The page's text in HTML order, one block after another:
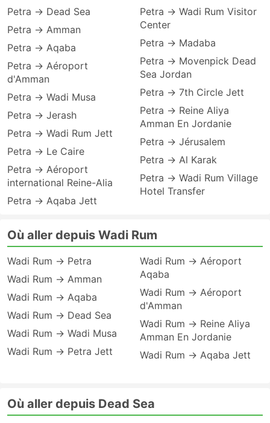
Petra → Dead Sea
Petra → Amman
Petra → Aqaba
Petra → Aéroport
d'Amman
Petra → Wadi Musa
Petra → Jerash
Petra → Wadi Rum Jett
Petra → Le Caire
Petra → Aéroport
international Reine-Alia
Petra → Aqaba Jett
Petra → Wadi Rum Visitor
Center
Petra → Madaba
Petra → Movenpick Dead
Sea Jordan
Petra → 7th Circle Jett
Petra → Reine Aliya
Amman En Jordanie
Petra → Jérusalem
Petra → Al Karak
Petra → Wadi Rum Village
Hotel Transfer
Où aller depuis Wadi Rum
Wadi Rum → Petra
Wadi Rum → Amman
Wadi Rum → Aqaba
Wadi Rum → Dead Sea
Wadi Rum → Wadi Musa
Wadi Rum → Petra Jett
Wadi Rum → Aéroport
Aqaba
Wadi Rum → Aéroport
d'Amman
Wadi Rum → Reine Aliya
Amman En Jordanie
Wadi Rum → Aqaba Jett
Où aller depuis Dead Sea